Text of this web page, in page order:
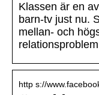
Klassen är en
barn-tv just nu.
mellan- och
http s://